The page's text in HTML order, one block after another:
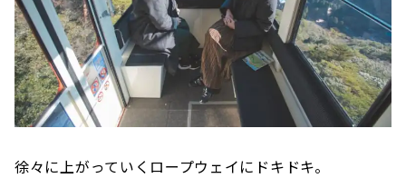
徐々に上がっていくロープウェイにドキドキ。